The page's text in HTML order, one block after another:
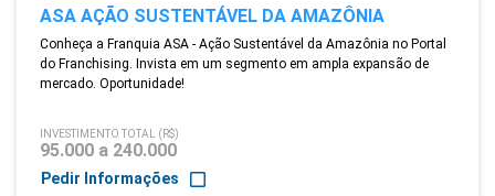
ASA AÇÃO SUSTENTÁVEL DA AMAZÔNIA
Conheça a Franquia ASA - Ação Sustentável da Amazônia no Portal
do Franchising. Invista em um segmento em ampla expansão de
mercado. Oportunidade!
INVESTIMENTO TOTAL (R$)
95.000 a 240.000
Pedir Informações